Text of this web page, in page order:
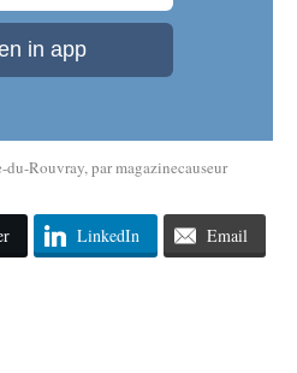
du-Rouvray, parmagazinecauseur
LinkedIn Email